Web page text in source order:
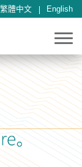
繁體中文 English